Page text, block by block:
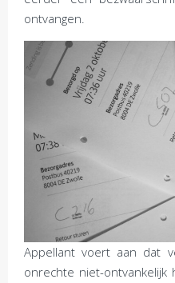
ontvangen.
Appellant voert aan dat
onrechte niet-ontvankelijk